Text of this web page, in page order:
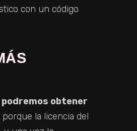
con un código
podremos obtener
la licencia del